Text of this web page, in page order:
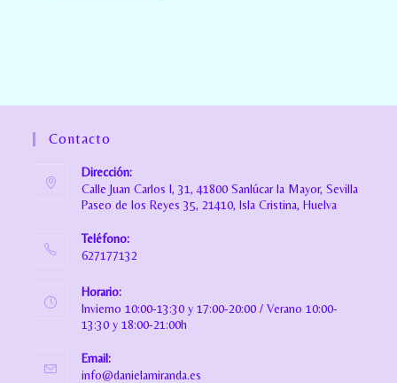
Contacto
Dirección:
Calle Juan Carlos I, 31, 41800 Sanlúcar la Mayor, Sevilla
Paseo de los Reyes 35, 21410, Isla Cristina, Huelva
Teléfono:
627177132
Horario:
Invierno 10:00-13:30 y 17:00-20:00 / Verano 10:00-
13:30 y 18:00-21:00h
Email:
info@danielamiranda.es